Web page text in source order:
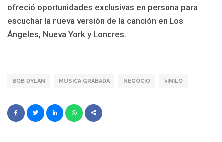
ofreció oportunidades exclusivas en persona para
escuchar la nueva versión de la canción en Los
Ángeles, Nueva York y Londres.
BOB DYLAN MUSICA GRABADA NEGOCIO VINILO